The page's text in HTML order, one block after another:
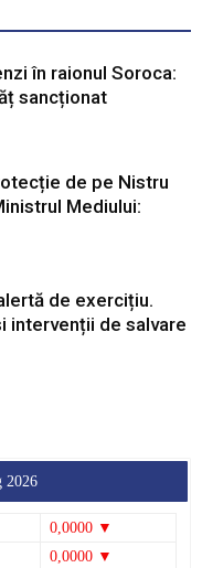
în raionul Soroca:
sancționat
de pe Nistru
Mediului:
de exercițiu.
intervenții de salvare
2026
0,0000 ▼
0,0000 ▼